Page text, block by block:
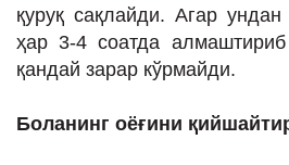
қуруқ сақлайди. Агар
ҳар 3-4 соатда
қандай зарар кўрмайди.
Боланинг оёғини